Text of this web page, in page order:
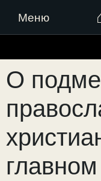
Меню
к
содержимому
О